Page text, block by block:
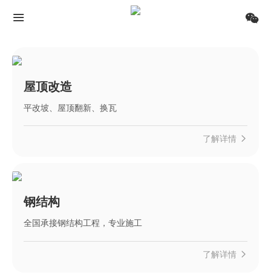
屋顶改造
平改坡、屋顶翻新、换瓦
了解详情
钢结构
全国承接钢结构工程，专业施工
了解详情